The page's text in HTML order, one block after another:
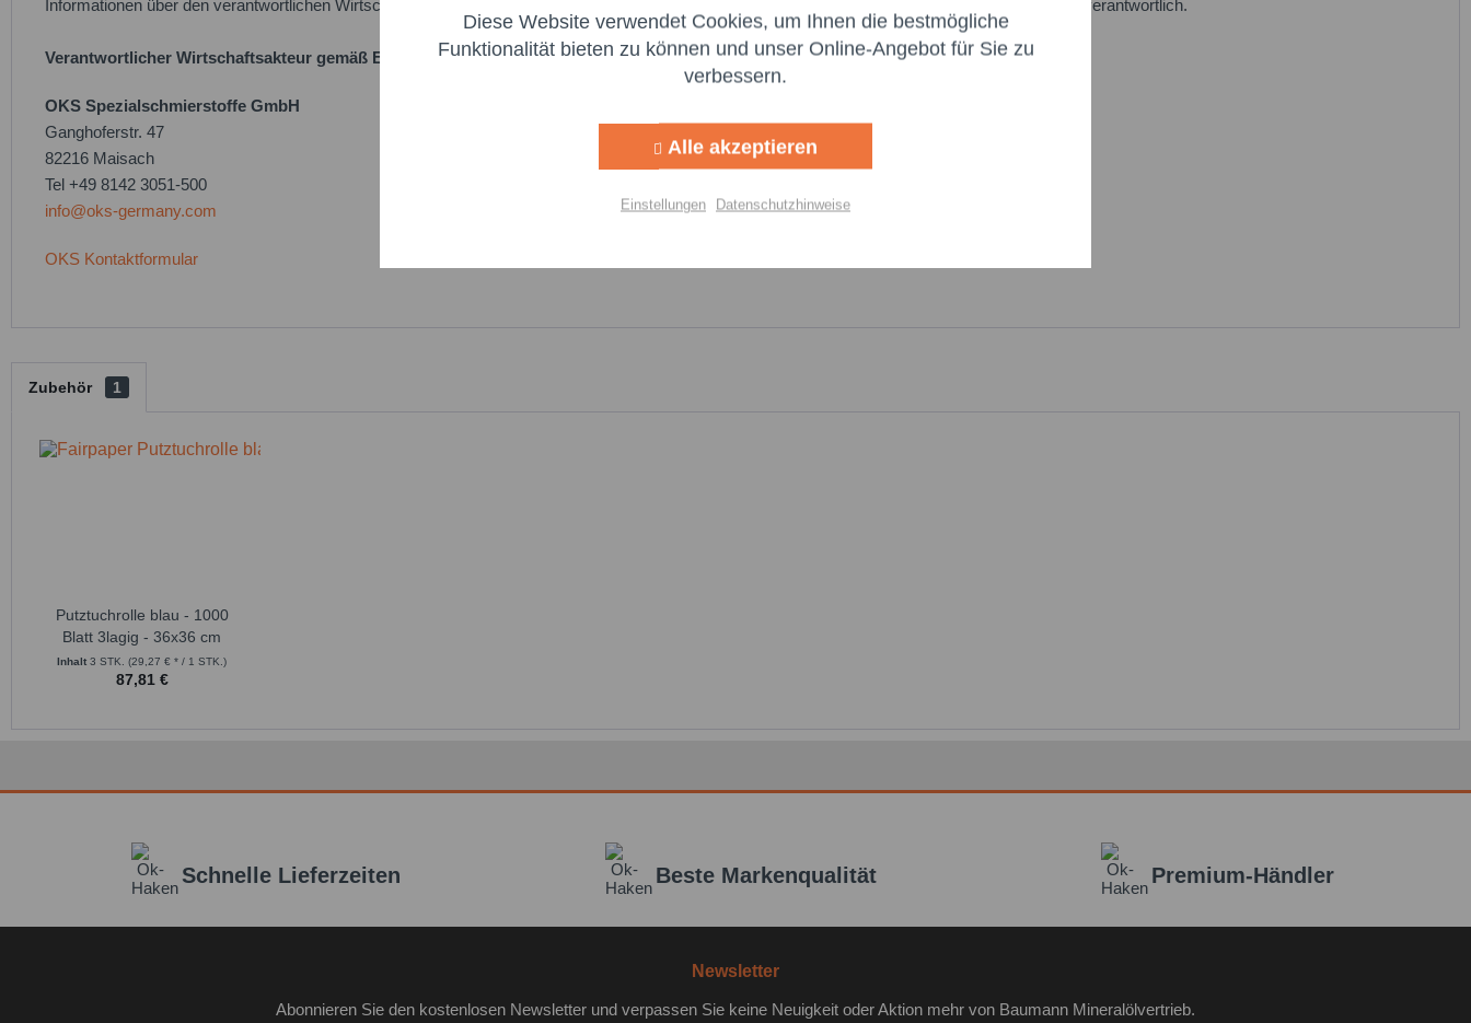
Nachricht senden
Informationen über den verantwortlichen Wirtschaftsakteur bereitzustellen. Dieser ist für die Einhaltung der EU-Vorschriften zu unseren Produkten verantwortlich.
Verantwortlicher Wirtschaftsakteur gemäß EU-Verordnung:
OKS Spezialschmierstoffe GmbH
Ganghoferstr. 47
82216 Maisach
Tel +49 8142 3051-500
info@oks-germany.com
OKS Kontaktformular
Zubehör 1
Putztuchrolle blau - 1000
Blatt 3lagig - 36x36 cm
Inhalt 3 STK. (29,27 € * / 1 STK.)
87,81 €
Schnelle Lieferzeiten Beste Markenqualität Premium-Händler
Newsletter
Abonnieren Sie den kostenlosen Newsletter und verpassen Sie keine Neuigkeit oder Aktion mehr von Baumann Mineralölvertrieb.
Marketing Aktiv
Diese Website verwendet Cookies, um Ihnen die bestmögliche
Funktionalität bieten zu können und unser Online-Angebot für Sie zu
verbessern.
Alle akzeptieren
Einstellungen Datenschutzhinweise